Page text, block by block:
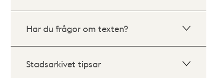
Har du frågor om texten?
Stadsarkivet tipsar